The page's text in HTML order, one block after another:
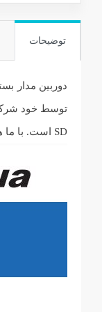
توضیحات
SD است. با ما همراه باشید تا در ادامه علاوه بر آشنایی با قیمت دوربین مدار بسته داهوا از چگونگی کارکرد محصول و به کارگیری قابلیت های آن آشنا شوید.